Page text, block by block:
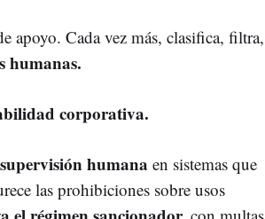
apoyo. Cada vez más, clasifica, filtra,
humanas.
corporativa.
humana en sistemas que
las prohibiciones sobre usos